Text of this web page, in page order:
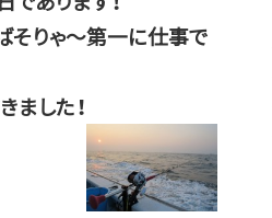
そりゃ～第一に仕事で
ました！